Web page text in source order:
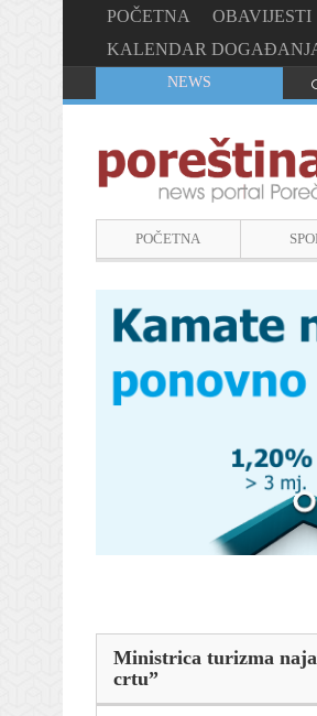
POČETNA OBAVIJESTI
KALENDAR
NEWS
POČETNA
Ministrica turizma
crtu”